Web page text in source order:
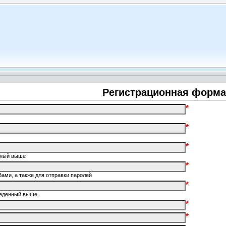
Регистрационная форма
*
*
*
выше
*
а также для отправки паролей
*
выше
*
*